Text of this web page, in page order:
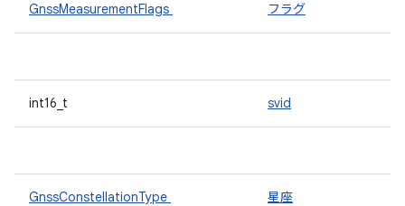
GnssMeasurementFlags フラグ
int16_t svid
GnssConstellationType 星座